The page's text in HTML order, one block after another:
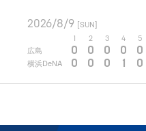
2026/8/9 [SUN]
2 3 4 5
広島 0 0 0 0 0
横浜DeNA 0 0 0 1 0